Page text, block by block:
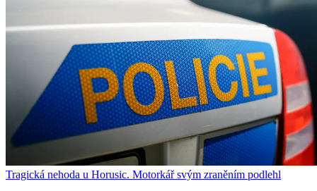
Tragická nehoda u Horusic. Motorkář svým zraněním podlehl